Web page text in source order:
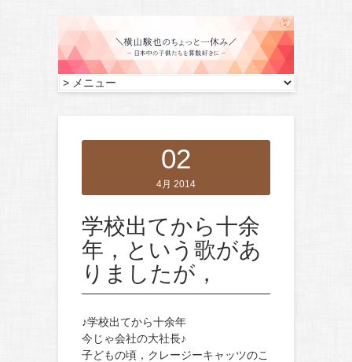
02
4月 2014
学校出てから十余
年，という歌があ
りましたが，
♪学校出てから十余年
今じゃ会社の大社長♪
子どもの頃，クレージーキャッツのこ